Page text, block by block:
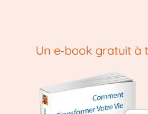
Un e‑book gratuit à